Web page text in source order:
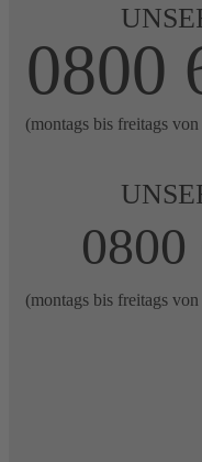
0800
(montags bis freitags
0800
(montags bis freitags